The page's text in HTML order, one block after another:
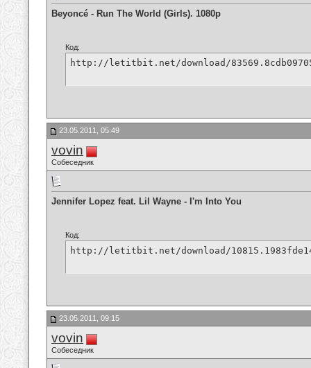
Beyoncé - Run The World (Girls). 1080p
Код:
http://letitbit.net/download/
23.05.2011, 05:49
vovin
Собеседник
Jennifer Lopez feat. Lil Wayne - I'm Into You
Код:
http://letitbit.net/download/
23.05.2011, 09:15
vovin
Собеседник